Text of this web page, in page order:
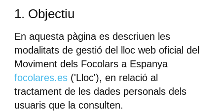
1. Objectiu
En aquesta pàgina es descriuen les
modalitats de gestió del lloc web oficial del
Moviment dels Focolars a Espanya
focolares.es('Lloc'), en relació al
tractament de les dades personals dels
usuaris que la consulten.